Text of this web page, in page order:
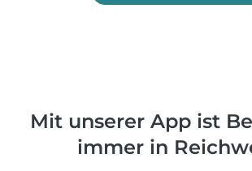
Mit unserer App ist
immer in